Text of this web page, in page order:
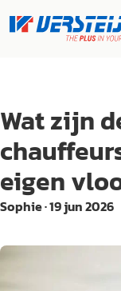
Wat zijn
eigen
Sophie·19 jun 2026